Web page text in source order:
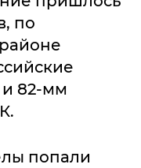
по
и 82-мм
попали